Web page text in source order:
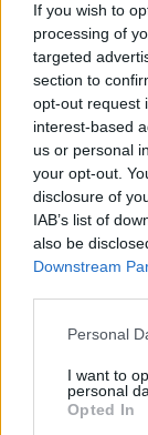
If you wish to
processing of
targeted
section to
opt-out request
interest-based
us or personal
your opt-out.
disclosure of
IAB’s list of
also be
Downstream
Please note
not limited to
grant or deny
use your data
Personal
I want to
personal
Opted In
A pesti
legszebb
d'Orról
világevő•2015.
A címet nem
Árpád, akit